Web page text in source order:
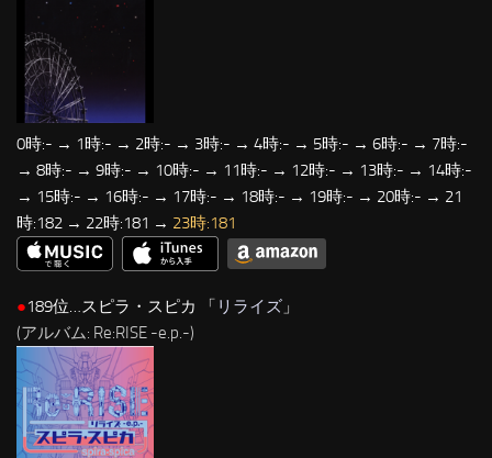
0時:- → 1時:- → 2時:- → 3時:- → 4時:- → 5時:- → 6時:- → 7時:-
→ 8時:- → 9時:- → 10時:- → 11時:- → 12時:- → 13時:- → 14時:-
→ 15時:- → 16時:- → 17時:- → 18時:- → 19時:- → 20時:- → 21
時:182 → 22時:181 → 23時:181
●189位…スピラ・スピカ 「 リライズ 」
(アルバム: Re:RISE -e.p.-)